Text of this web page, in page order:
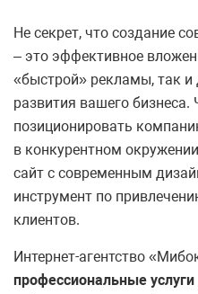
Не секрет, что создание
– это эффективное
«быстрой» рекламы, так и
развития вашего бизнеса.
позиционировать
в конкурентном
сайт с современным
инструмент по
клиентов.
Интернет-агентство
профессиональные